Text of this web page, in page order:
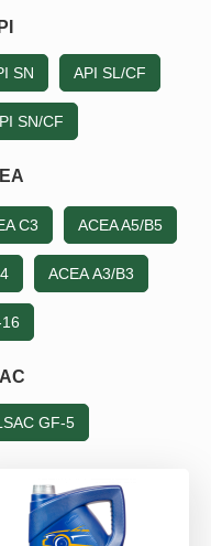
SN API SL/CF
SN/CF
C3 ACEA A5/B5
ACEA А3/B3
GF-5